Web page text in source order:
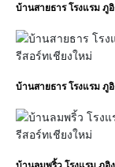
บ้านสายธาร โรงแรม ภู
บ้านสายธาร โรงแรม ภู